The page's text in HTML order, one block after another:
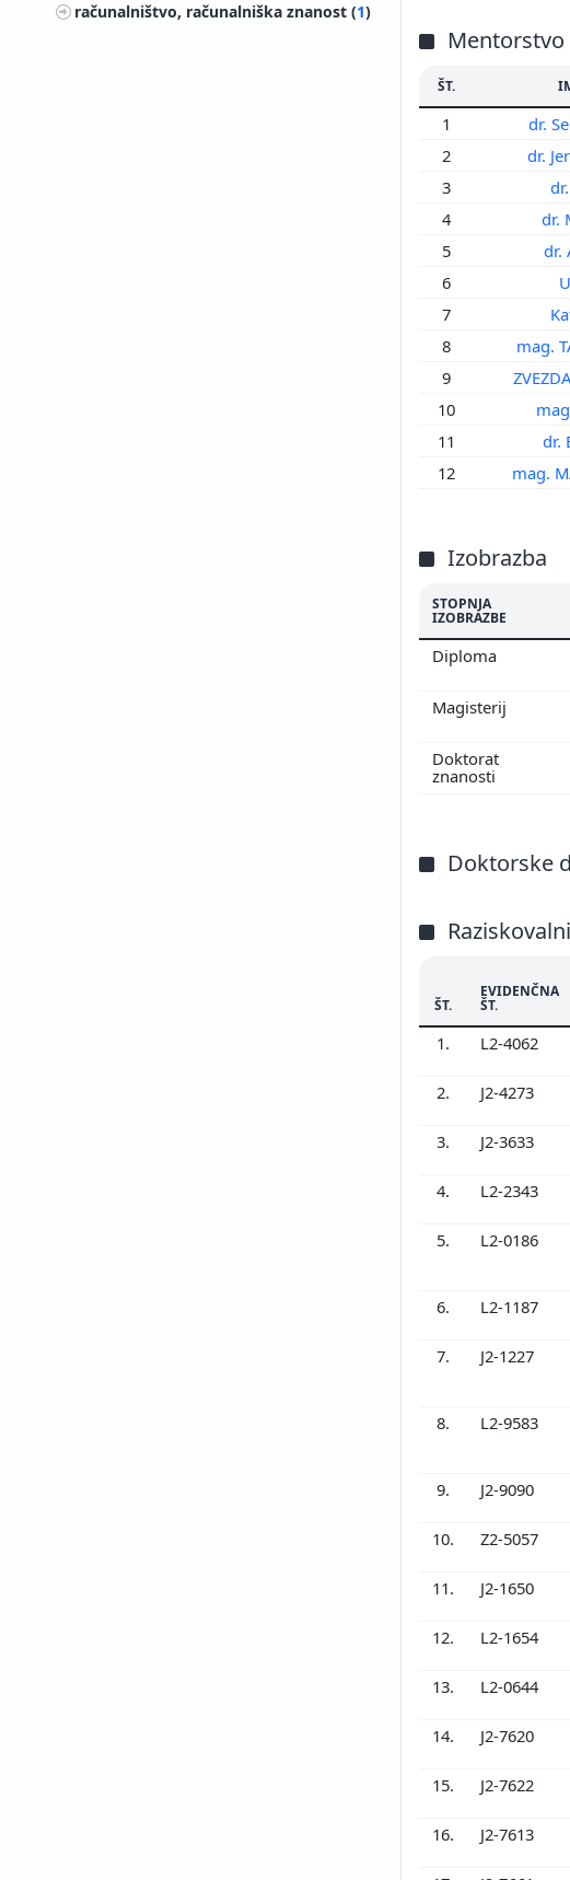
računalništvo, računalniška znanost (1)
1999
ŠT.
1 dr.
2
dr.
3
4
dr.
5
dr.
6
7
8
mag.
9
10
11
dr.
12
mag.
Izobrazba
STOPNJA
IZOBRAZBE
Diploma
Magisterij
Doktorat
znanosti
Doktorske
ŠT.
EVIDENČNA
ŠT.
1. L2-4062
2. J2-4273
3. J2-3633
4. L2-2343
5. L2-0186
6. L2-1187
7. J2-1227
8. L2-9583
9. J2-9090
10. Z2-5057
11. J2-1650
12. L2-1654
13. L2-0644
14. J2-7620
15. J2-7622
16. J2-7613